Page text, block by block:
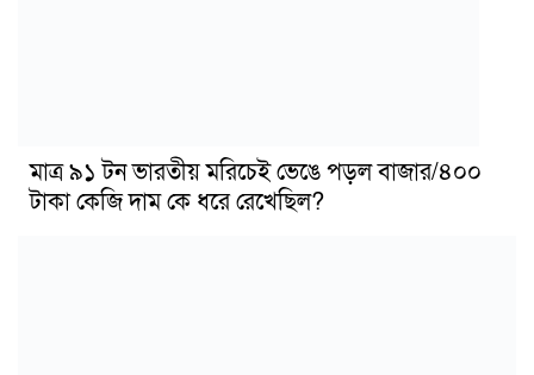
মাত্র ৯১ টন ভারতীয় মরিচেই ভেঙে পড়ল বাজার/৪০০
টাকা কেজি দাম কে ধরে রেখেছিল?